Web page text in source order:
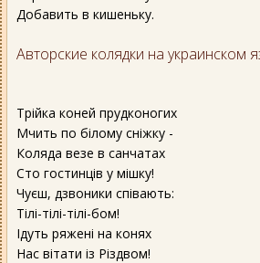
Добавить в кишеньку.
Авторские колядки на украинском
Трійка коней прудконогих
Мчить по білому сніжку -
Коляда везе в санчатах
Сто гостинців у мішку!
Чуєш, дзвоники співають:
Тілі-тілі-тілі-бом!
Ідуть ряжені на конях
Нас вітати із Різдвом!